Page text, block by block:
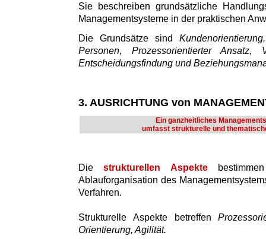
Sie beschreiben grundsätzliche
Managementsysteme in der praktischen
Die Grundsätze sind
Personen, Prozessorientierter Ansatz,
Entscheidungsfindung und
3. AUSRICHTUNG von
Ein ganzheitliches
umfasst strukturelle und
Diestrukturellen Aspekte
Ablauforganisation des
Verfahren.
Strukturelle Aspekte betreffen
Orientierung, Agilität.